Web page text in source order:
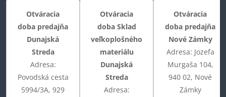
Otváracia
doba predajňa
Dunajská
Streda
Adresa:
Povodská cesta
5994/3A, 929
Otváracia
doba Sklad
veľkoplošného
materiálu
Dunajská
Streda
Adresa:
Otváracia
doba predajňa
Nové Zámky
Adresa: Jozefa
Murgaša 104,
940 02, Nové
Zámky